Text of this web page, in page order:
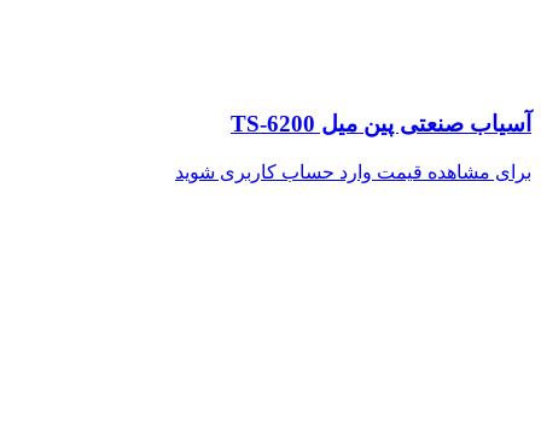
آسیاب صنعتی پین میل TS-6200
برای مشاهده قیمت وارد حساب کاربری شوید